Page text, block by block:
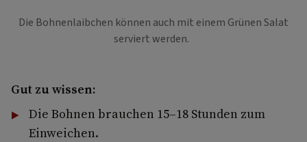
Die Bohnenlaibchen können auch mit einem Grünen Salat
serviert werden.
Gut zu wissen:
Die Bohnen brauchen 15–18 Stunden zum
Einweichen.